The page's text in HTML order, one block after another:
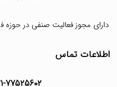
دارای مجوز فعالیت صنفی در حوزه
اطلاعات تماس
۰۲۱-